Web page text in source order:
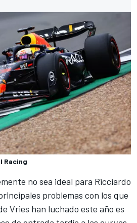
Racing
no sea ideal para Ricciardo
problemas con los que
Vries han luchado este año es